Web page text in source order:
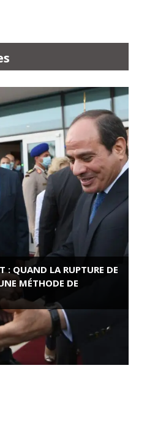
: QUAND LA RUPTURE DE
MÉTHODE DE
DE LA RESISTANCE